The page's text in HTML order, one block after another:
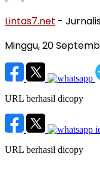
Lintas7.net -
Minggu, 20
URL berhasil dicopy
URL berhasil dicopy